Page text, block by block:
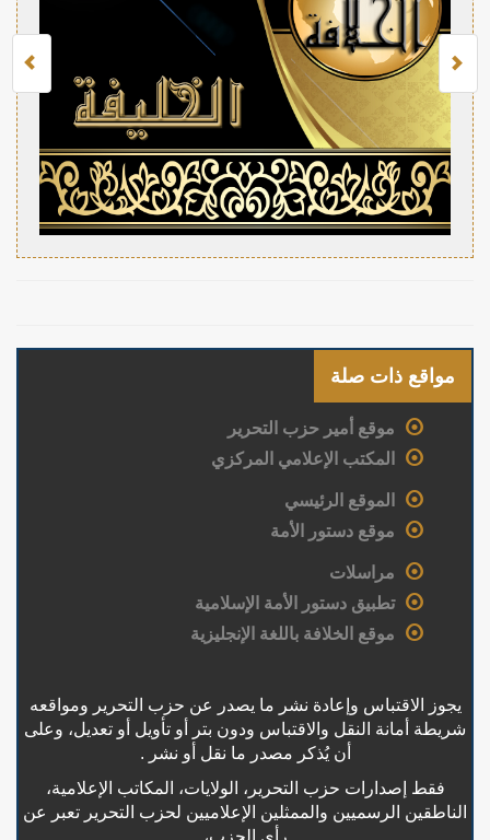
مواقع ذات صلة
موقع أمير حزب التحرير
المكتب الإعلامي المركزي
الموقع الرئيسي
موقع دستور الأمة
مراسلات
تطبيق دستور الأمة الإسلامية
موقع الخلافة باللغة الإنجليزية
يجوز الاقتباس وإعادة نشر ما يصدر عن حزب التحرير ومواقعه
شريطة أمانة النقل والاقتباس ودون بتر أو تأويل أو تعديل، وعلى
أن يُذكر مصدر ما نقل أو نشر .
فقط إصدارات حزب التحرير، الولايات، المكاتب الإعلامية،
الناطقين الرسميين والممثلين الإعلاميين لحزب التحرير تعبر عن
رأي الحزب،